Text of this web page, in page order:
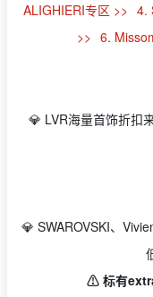
ALIGHIERI专区 >> 4.
>> 6.
💎 LVR海量首饰折扣
💎 SWAROVSKI、
⚠️ 标有